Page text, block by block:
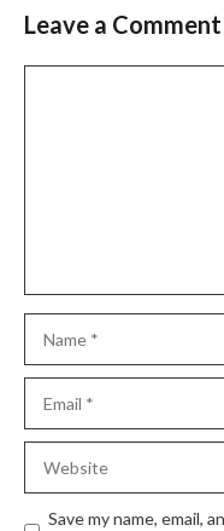
Leave a Comment
Save my name, email,